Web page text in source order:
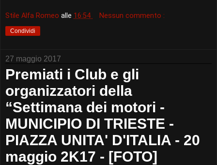
Stile Alfa Romeo alle 16:54 Nessun commento :
Condividi
27 maggio 2017
Premiati i Club e gli
organizzatori della
“Settimana dei motori -
MUNICIPIO DI TRIESTE -
PIAZZA UNITA' D'ITALIA - 20
maggio 2K17 - [FOTO]